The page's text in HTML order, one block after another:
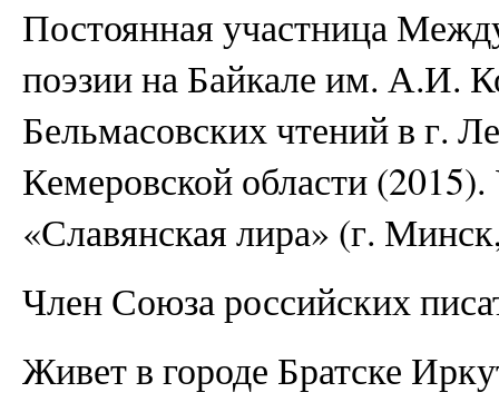
Постоянная участница
поэзии на Байкале им. А.И.
Бельмасовских чтений в г.
Кемеровской области
«Славянская лира» (г.
Член Союза российских
Живет в городе Братске